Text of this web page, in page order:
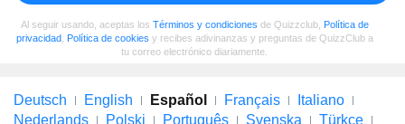
Al seguir usando, aceptas los Términos y condiciones de Quizzclub, Política de
privacidad, Política de cookies y recibes adivinanzas y preguntas de QuizzClub a
tu correo electrónico diariamente.
Deutsch English Español Français
Italiano
Nederlands
Polski Português Svenska
Türkçe